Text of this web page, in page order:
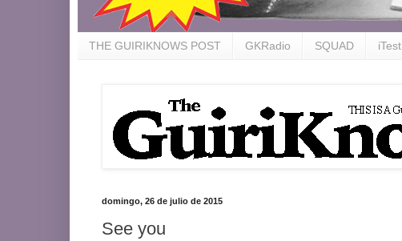
THE GUIRIKNOWS POST GKRadio SQUAD iTest
domingo, 26 de julio de 2015
See you